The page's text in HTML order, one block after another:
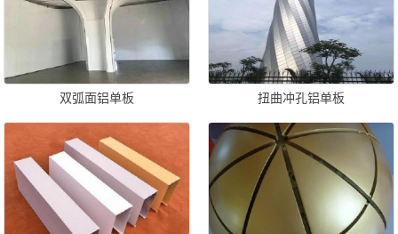
双弧面铝单板 扭曲冲孔铝单板